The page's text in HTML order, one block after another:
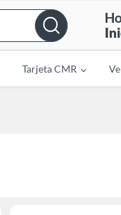
Tarjeta CMR